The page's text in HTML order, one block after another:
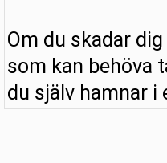
Om du skadar
som kan behöva
du själv hamnar